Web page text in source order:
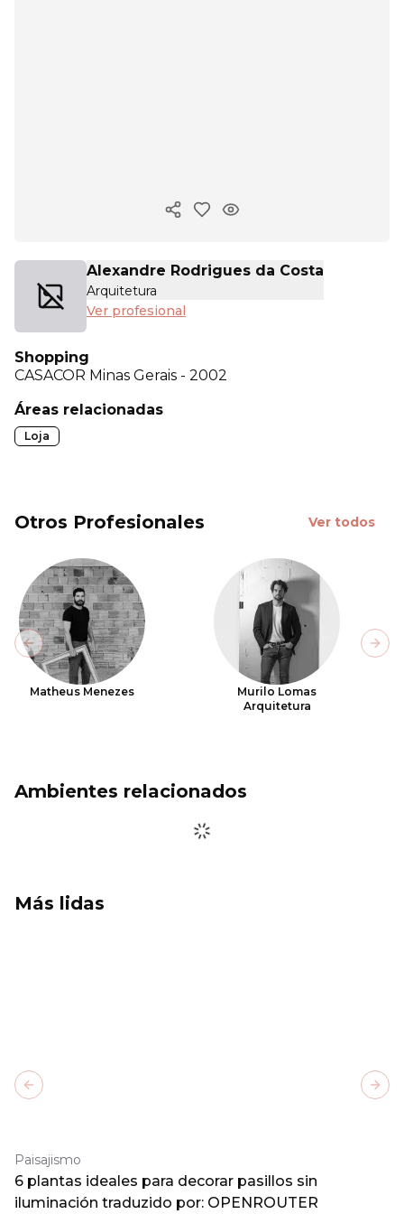
Copiar enlace
Alexandre Rodrigues da Costa
Arquitetura
Ver profesional
Shopping
CASACOR Minas Gerais - 2002
Áreas relacionadas
Loja
Otros Profesionales Ver todos
Matheus Menezes
Murilo Lomas
Arquitetura
Previous slide
Ambientes relacionados
Más lidas
Paisajismo
6 plantas ideales para decorar pasillos sin
iluminación traduzido por: OPENROUTER
Previous slide